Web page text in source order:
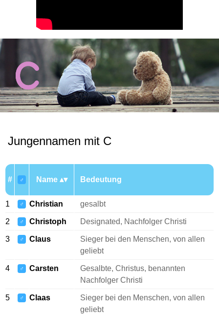
Jungennamen mit C
# ♂ Name Bedeutung
1 ♂ Christian gesalbt
2 ♂ Christoph Designated, Nachfolger Christi
3 ♂ Claus
Sieger bei den Menschen, von allen
geliebt
4 ♂ Carsten
Gesalbte, Christus, benannten
Nachfolger Christi
5 ♂ Claas
Sieger bei den Menschen, von allen
geliebt